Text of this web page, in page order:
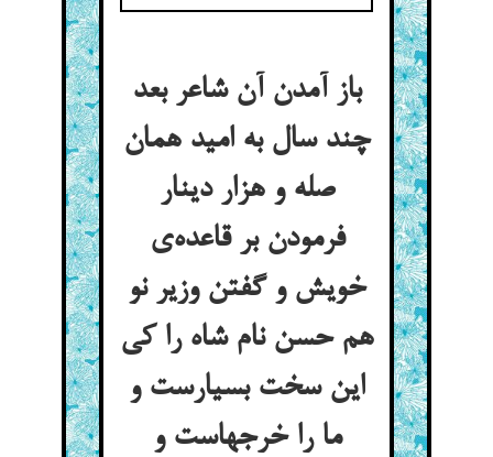
باز آمدن آن شاعر بعد
چند سال به امید همان
صله و هزار دینار
فرمودن بر قاعده‌ی
خویش و گفتن وزیر نو
هم حسن نام شاه را کی
این سخت بسیارست و
ما را خرجهاست و